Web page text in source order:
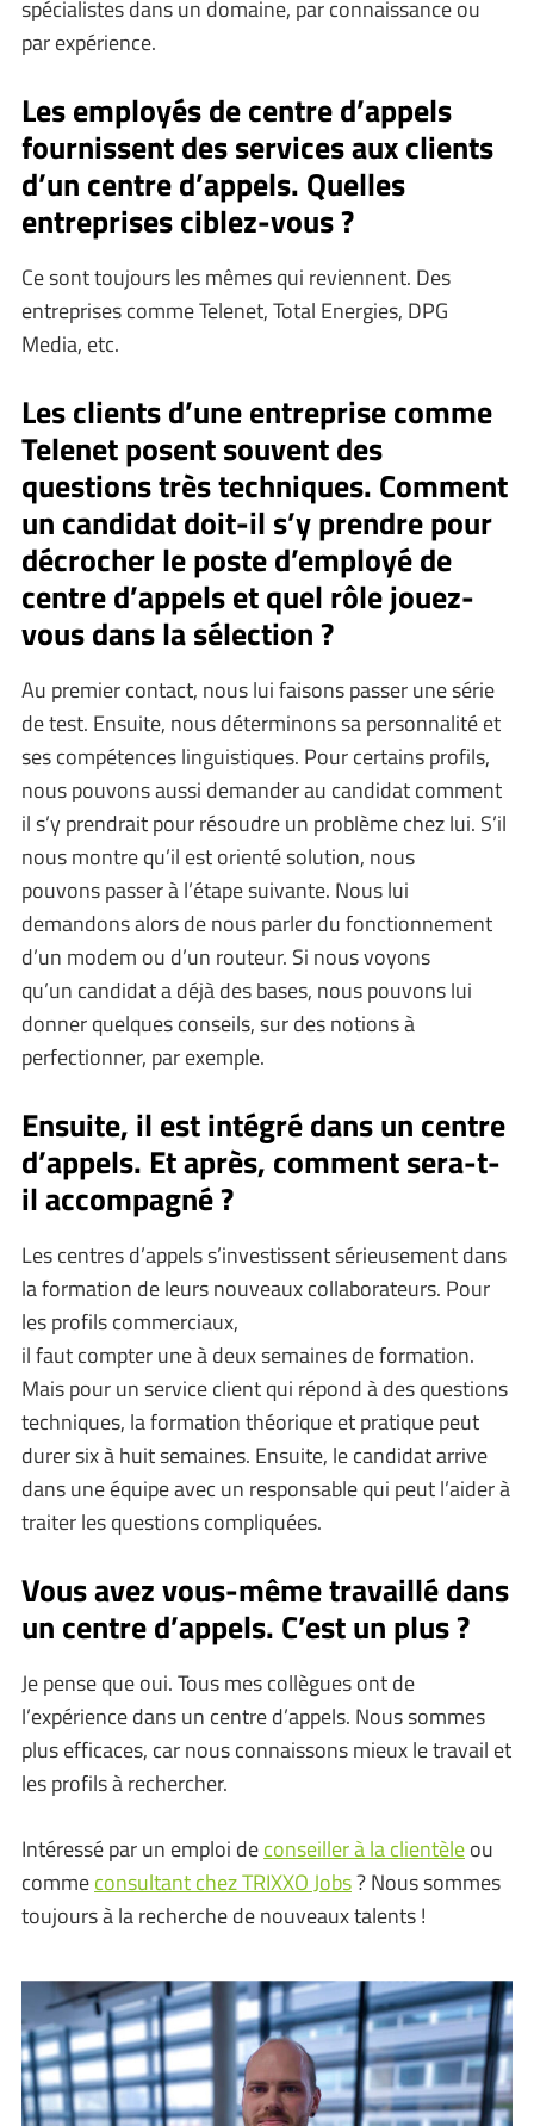
spécialistes dans un domaine, par connaissance ou
par expérience.
Les employés de centre d’appels
fournissent des services aux clients
d’un centre d’appels. Quelles
entreprises ciblez-vous ?
Ce sont toujours les mêmes qui reviennent. Des
entreprises comme Telenet, Total Energies, DPG
Media, etc.
Les clients d’une entreprise comme
Telenet posent souvent des
questions très techniques. Comment
un candidat doit-il s’y prendre pour
décrocher le poste d’employé de
centre d’appels et quel rôle jouez-
vous dans la sélection ?
Au premier contact, nous lui faisons passer une série
de test. Ensuite, nous déterminons sa personnalité et
ses compétences linguistiques. Pour certains profils,
nous pouvons aussi demander au candidat comment
il s’y prendrait pour résoudre un problème chez lui. S’il
nous montre qu’il est orienté solution, nous
pouvons passer à l’étape suivante. Nous lui
demandons alors de nous parler du fonctionnement
d’un modem ou d’un routeur. Si nous voyons
qu’un candidat a déjà des bases, nous pouvons lui
donner quelques conseils, sur des notions à
perfectionner, par exemple.
Ensuite, il est intégré dans un centre
d’appels. Et après, comment sera-t-
il accompagné ?
Les centres d’appels s’investissent sérieusement dans
la formation de leurs nouveaux collaborateurs. Pour
les profils commerciaux,
il faut compter une à deux semaines de formation.
Mais pour un service client qui répond à des questions
techniques, la formation théorique et pratique peut
durer six à huit semaines. Ensuite, le candidat arrive
dans une équipe avec un responsable qui peut l’aider à
traiter les questions compliquées.
Vous avez vous-même travaillé dans
un centre d’appels. C’est un plus ?
Je pense que oui. Tous mes collègues ont de
l’expérience dans un centre d’appels. Nous sommes
plus efficaces, car nous connaissons mieux le travail et
les profils à rechercher.
Intéressé par un emploi deconseiller à la clientèleou
commeconsultant chez TRIXXO Jobs? Nous sommes
toujours à la recherche de nouveaux talents !